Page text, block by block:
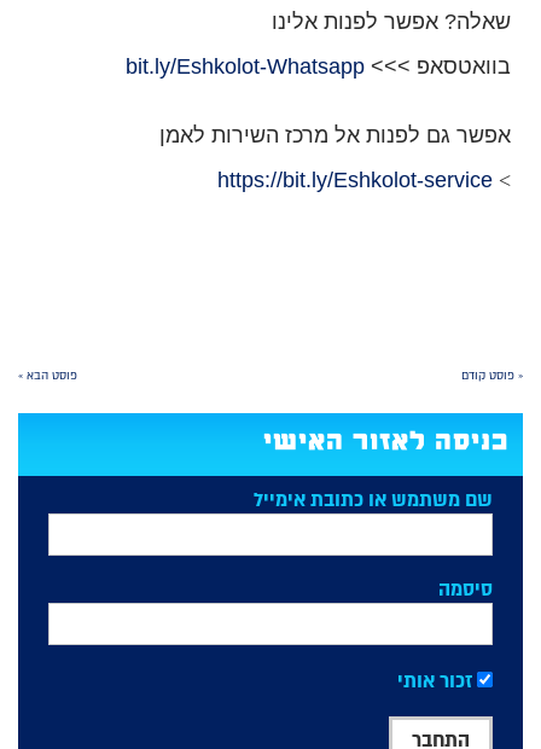
שאלה? אפשר לפנות אלינו
בוואטסאפ >>> bit.ly/Eshkolot-Whatsapp
אפשר גם לפנות אל מרכז השירות לאמן
>
https://bit.ly/Eshkolot-service
« פוסט קודם פוסט הבא »
כניסה לאזור האישי
שם משתמש או כתובת אימייל
סיסמה
זכור אותי